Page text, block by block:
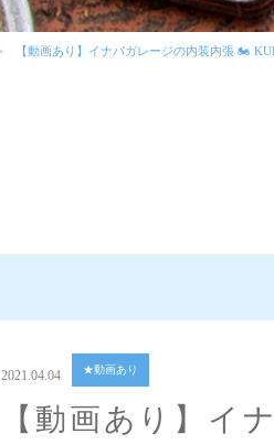
【動画あり】イナバガレージの内装内張 🏍
2021.04.04 ★動画あり
【動画あり】イ